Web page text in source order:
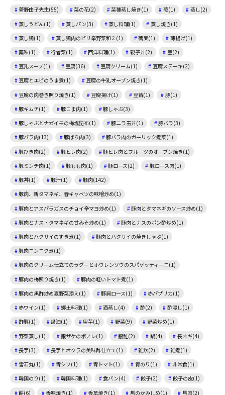
菅野由子先生(55)
菜の花(2) 菜種蒸し焼き(1) 葱(1)
蒸し(2)
蒸しうどん(1)
蒸しパン(3) 蒸し料理(1)
蒸し焼き(1)
蒸し鶏(1)
蒸し鶏肉のピリ辛野菜和え(1) 蕎麦(1)
薄揚げ(1)
薬味(1)
行者菜(1) 西洋料理(1) 親子丼(2)
豆(2)
豆乳スープ(1)
豆腐(36) 豆腐クリーム(1)
豆腐ステーキ(2)
豆腐とエビのうま煮(1)
豆腐の牛乳オーブン焼き(1)
豆腐の肉巻き照り焼き(1)
豆腐揚げ(1) 豆苗(1)
豚(1)
豚キムチ(1)
豚こま肉(1)
豚しゃぶ(3)
豚しゃぶとナガイモの梅塩昆布(1)
豚ニラ玉丼(1)
豚バラ(3)
豚バラ肉(13)
豚ばら肉(3)
豚バラ肉のガーリック煮菜(1)
豚ひき肉(2)
豚ヒレ肉(2)
豚ヒレ肉とフルーツのオーブン焼き(1)
豚ミンチ肉(1)
豚もも肉(1) 豚ロース(2)
豚ロース肉(1)
豚丼(1)
豚汁(1)
豚肉(142)
豚肉、新タマネギ、春キャベツの味噌炒め(1)
豚肉とアスパラガスのチョイ辛マヨ炒め(1)
豚肉とタマネギのソース炒め(1)
豚肉とナス・タマネギの甘みそ炒め(1)
豚肉とナスのポン酢炒め(1)
豚肉とハクサイのすき煮(1)
豚肉とハクサイの焼きしゃぶ(1)
豚肉ニンニク煮(1)
豚肉のクリーム仕立てのラグーとホウレンソウのスパゲッティーニ(1)
豚肉の梅照り焼き(1)
豚肉の軽いトマト煮(1)
豚肉の黒酢炒め夏野菜添え(1)
豚肩ロース(1)
赤パプリカ(1)
赤ワイン(1)
郷土料理(1) 酒蒸し(4) 酢(2)
酢浸し(1)
酢豚(1)
醤油(1) 里芋(1) 野菜(9)
野菜炒め(1)
野菜蒸し(1)
銀ザケのポアレ(1) 銀鮭(2) 鍋(4)
長ネギ(4)
長芋(3)
長芋とオクラの美味酢仕立て(1) 雑炊(2)
雑煮(1)
雪若丸(1)
青シソ(1) 青トマト(1) 青のり(1)
非常食(1)
韓国のり(1)
韓国料理(1) 食パン(4) 餃子(2)
餃子の皮(1)
餅(6)
香味焼き(1) 香草焼き(1) 馬のかみしめ(1)
馬肉(2)